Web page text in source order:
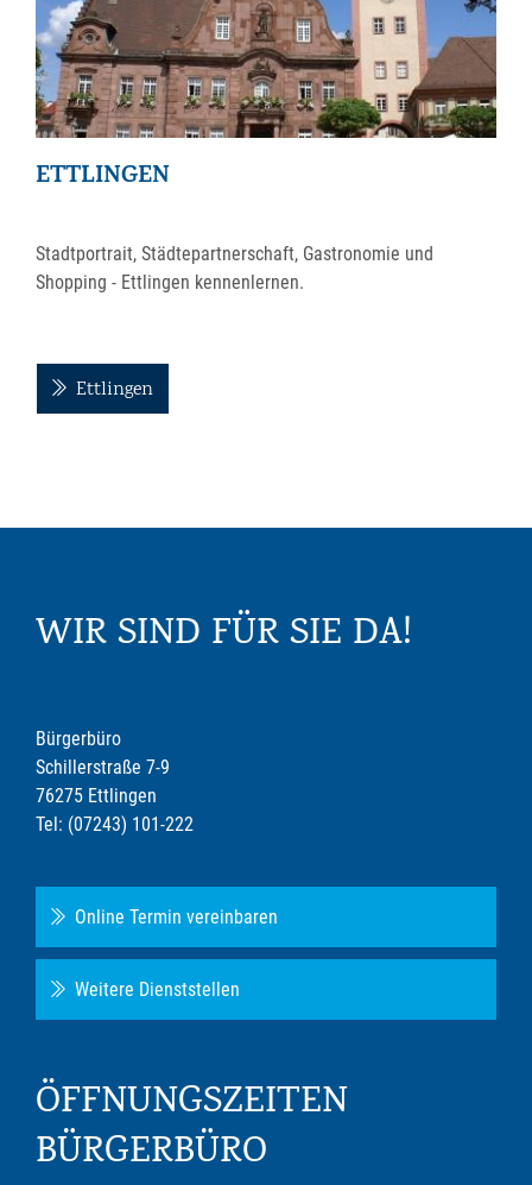
ETTLINGEN
Stadtportrait, Städtepartnerschaft, Gastronomie und
Shopping - Ettlingen kennenlernen.
Ettlingen
WIR SIND FÜR SIE DA!
Bürgerbüro
Schillerstraße 7-9
76275 Ettlingen
Tel: (07243) 101-222
Online Termin vereinbaren
Weitere Dienststellen
ÖFFNUNGSZEITEN
BÜRGERBÜRO